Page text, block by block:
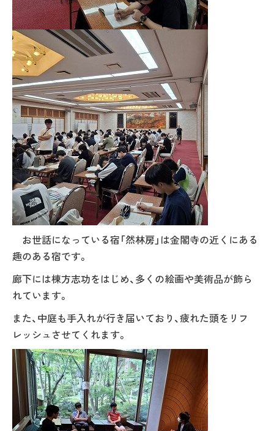
お世話になっている宿「然林房」は金閣寺の近くにある
趣のある宿です。
廊下には棟方志功をはじめ、多くの絵画や美術品が飾ら
れています。
また、中庭も手入れが行き届いており、疲れた頭をリフ
レッシュさせてくれます。